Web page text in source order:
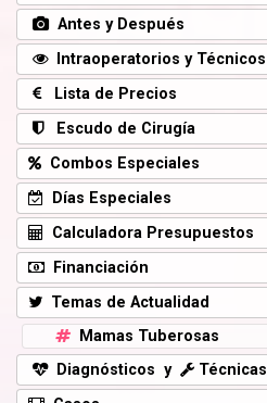
Antes y Después
Intraoperatorios y Técnicos
Lista de Precios
Escudo de Cirugía
Combos Especiales
Días Especiales
Calculadora Presupuestos
Financiación
Temas de Actualidad
Mamas Tuberosas
Diagnósticos y
Técnicas